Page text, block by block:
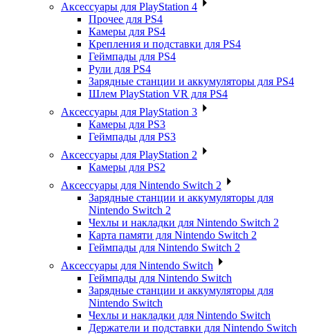
Аксессуары для PlayStation 4
Прочее для PS4
Камеры для PS4
Крепления и подставки для PS4
Геймпады для PS4
Рули для PS4
Зарядные станции и аккумуляторы для PS4
Шлем PlayStation VR для PS4
Аксессуары для PlayStation 3
Камеры для PS3
Геймпады для PS3
Аксессуары для PlayStation 2
Камеры для PS2
Аксессуары для Nintendo Switch 2
Зарядные станции и аккумуляторы для
Nintendo Switch 2
Чехлы и накладки для Nintendo Switch 2
Карта памяти для Nintendo Switch 2
Геймпады для Nintendo Switch 2
Аксессуары для Nintendo Switch
Геймпады для Nintendo Switch
Зарядные станции и аккумуляторы для
Nintendo Switch
Чехлы и накладки для Nintendo Switch
Держатели и подставки для Nintendo Switch